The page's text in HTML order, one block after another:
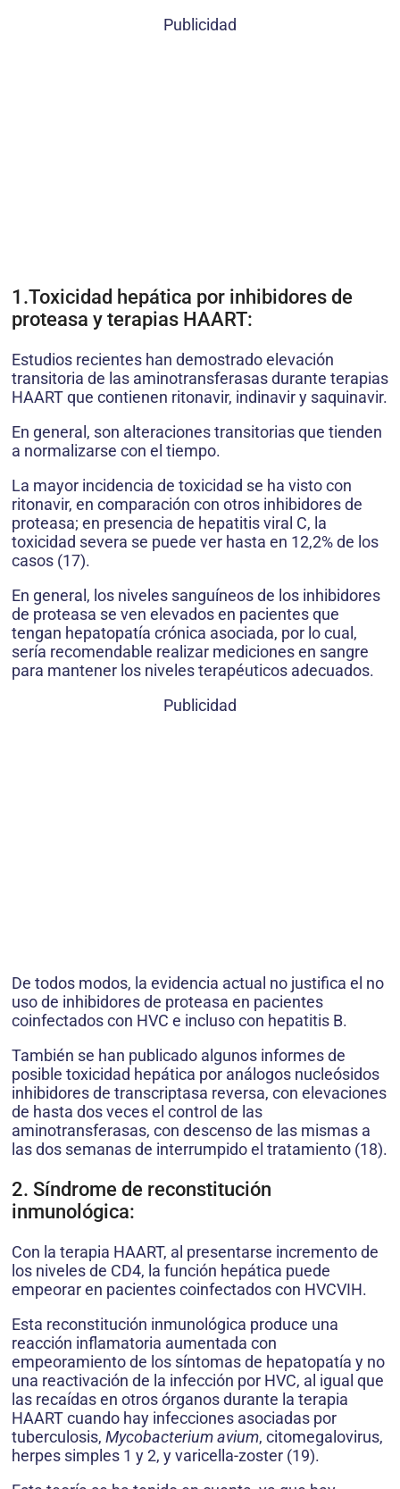
Publicidad
1.Toxicidad hepática por inhibidores de
proteasa y terapias HAART:
Estudios recientes han demostrado elevación
transitoria de las aminotransferasas durante terapias
HAART que contienen ritonavir, indinavir y saquinavir.
En general, son alteraciones transitorias que tienden
a normalizarse con el tiempo.
La mayor incidencia de toxicidad se ha visto con
ritonavir, en comparación con otros inhibidores de
proteasa; en presencia de hepatitis viral C, la
toxicidad severa se puede ver hasta en 12,2% de los
casos (17).
En general, los niveles sanguíneos de los inhibidores
de proteasa se ven elevados en pacientes que
tengan hepatopatía crónica asociada, por lo cual,
sería recomendable realizar mediciones en sangre
para mantener los niveles terapéuticos adecuados.
Publicidad
De todos modos, la evidencia actual no justifica el no
uso de inhibidores de proteasa en pacientes
coinfectados con HVC e incluso con hepatitis B.
También se han publicado algunos informes de
posible toxicidad hepática por análogos nucleósidos
inhibidores de transcriptasa reversa, con elevaciones
de hasta dos veces el control de las
aminotransferasas, con descenso de las mismas a
las dos semanas de interrumpido el tratamiento (18).
2. Síndrome de reconstitución
inmunológica:
Con la terapia HAART, al presentarse incremento de
los niveles de CD4, la función hepática puede
empeorar en pacientes coinfectados con HVCVIH.
Esta reconstitución inmunológica produce una
reacción inflamatoria aumentada con
empeoramiento de los síntomas de hepatopatía y no
una reactivación de la infección por HVC, al igual que
las recaídas en otros órganos durante la terapia
HAART cuando hay infecciones asociadas por
tuberculosis, Mycobacterium avium, citomegalovirus,
herpes simples 1 y 2, y varicella-zoster (19).